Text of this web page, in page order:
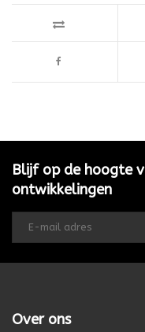
Blijf op de hoogte
ontwikkelingen
Over ons